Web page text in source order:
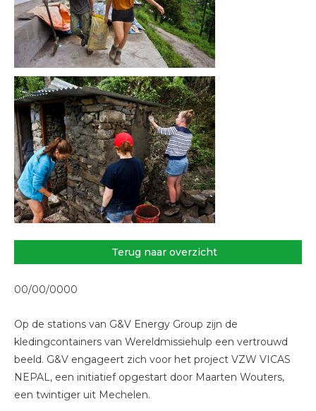
Terug naar overzicht
00/00/0000
Op de stations van G&V Energy Group zijn de
kledingcontainers van Wereldmissiehulp een vertrouwd
beeld. G&V engageert zich voor het project VZW VICAS
NEPAL, een initiatief opgestart door Maarten Wouters,
een twintiger uit Mechelen.